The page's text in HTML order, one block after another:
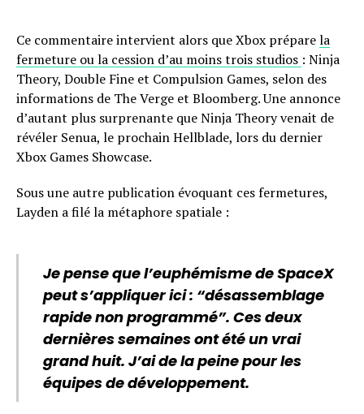
Ce commentaire intervient alors que Xbox préparela
fermeture ou la cession d’au moins trois studios : Ninja
Theory, Double Fine et Compulsion Games, selon des
informations de The Verge et Bloomberg. Une annonce
d’autant plus surprenante que Ninja Theory venait de
révéler Senua, le prochain Hellblade, lors du dernier
Xbox Games Showcase.
Sous une autre publication évoquant ces fermetures,
Layden a filé la métaphore spatiale :
Je pense que l’euphémisme de SpaceX
peut s’appliquer ici : “désassemblage
rapide non programmé”. Ces deux
dernières semaines ont été un vrai
grand huit. J’ai de la peine pour les
équipes de développement.